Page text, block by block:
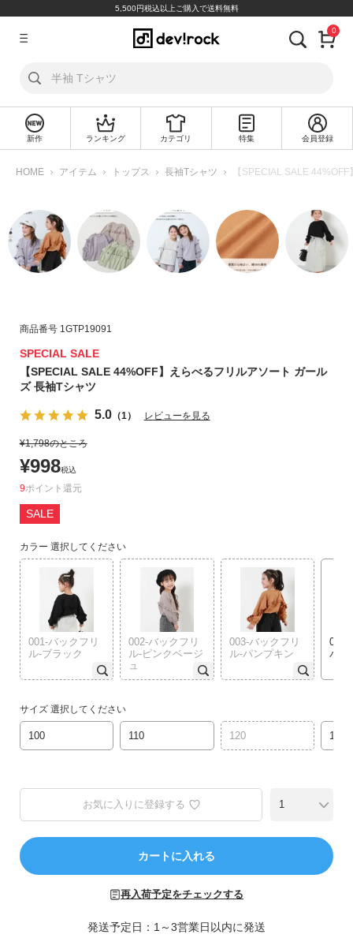
5,500円税込以上ご購入で送料無料
グ
規
録
探
テ
ゴ
リ
か
探
す
ン
キ
グ
か
ら
探
す
新
作
ら
探
す
特
か
ら
探
す
0
新作 ランキング カテゴリ 特集 会員登録
HOME アイテム トップス 長袖Tシャツ 【SPECIAL SALE
商品番号 1GTP19091
SPECIAL SALE
【SPECIAL SALE 44%OFF】えらべるフリルアソート ガール
ズ 長袖Tシャツ
5.0（1） レビューを見る
¥1,798のところ
¥998税込
9ポイント
SALE
カラー 選択してください
001-バックフリ
ル-ブラック
002-バックフリ
ル-ピンクベージ
ュ
003-バックフリ
ル-パンプキン
011-
バイ
サイズ 選択してください
100 110 120 130
お気に入りに登録する
カートに入れる
再入荷予定をチェックする
発送予定日：1～3営業日以内に発送